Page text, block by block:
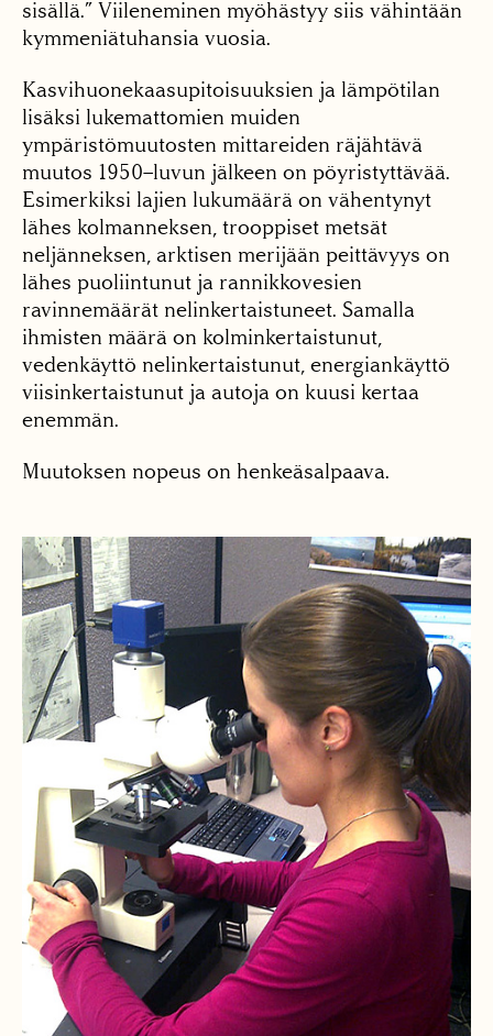
sisällä.” Viileneminen myöhästyy siis vähintään
kymmeniätuhansia vuosia.
Kasvihuonekaasupitoisuuksien ja lämpötilan
lisäksi lukemattomien muiden
ympäristömuutosten mittareiden räjähtävä
muutos 1950–luvun jälkeen on pöyristyttävää.
Esimerkiksi lajien lukumäärä on vähentynyt
lähes kolmanneksen, trooppiset metsät
neljänneksen, arktisen merijään peittävyys on
lähes puoliintunut ja rannikkovesien
ravinnemäärät nelinkertaistuneet. Samalla
ihmisten määrä on kolminkertaistunut,
vedenkäyttö nelinkertaistunut, energiankäyttö
viisinkertaistunut ja autoja on kuusi kertaa
enemmän.
Muutoksen nopeus on henkeäsalpaava.